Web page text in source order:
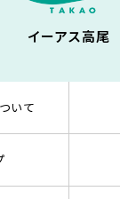
イーアス高尾
いて